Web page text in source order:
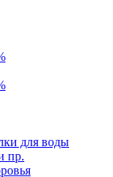
для воды
пр.